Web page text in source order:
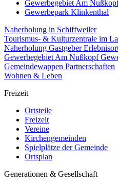
Gewerbegebiet Am
Gewerbepark Klinkenthal
Naherholung in Schiffweiler
Tourismus- & Kulturzentrale im
Naherholung Gastgeber
Gewerbegebiet Am Nußkopf
Gemeindewappen Partnerschaften
Wohnen & Leben
Freizeit
Ortsteile
Freizeit
Vereine
Kirchengemeinden
Spielplätze der Gemeinde
Ortsplan
Generationen & Gesellschaft